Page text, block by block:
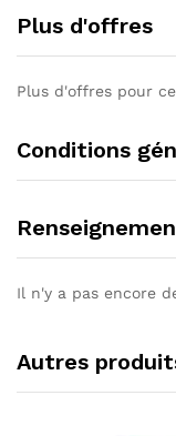
Plus d'offres
Plus d'offres pour
Conditions
Il n'y a pas encore
Autres